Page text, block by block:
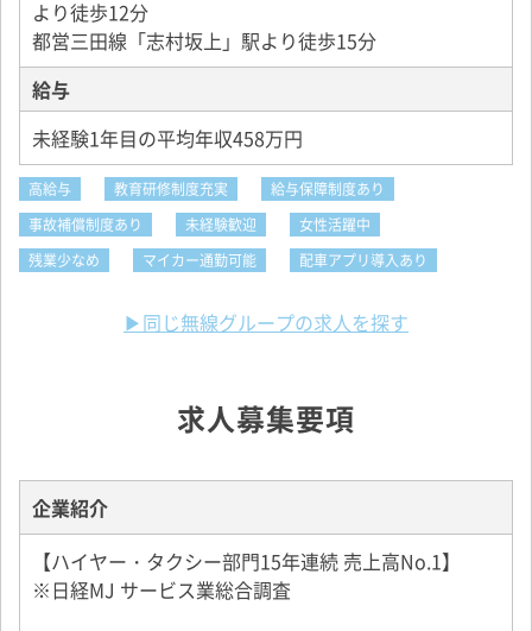
より徒歩12分
都営三田線「志村坂上」駅より徒歩15分
給与
未経験1年目の平均年収458万円
高給与 教育研修制度充実
給与保障制度あり
事故補償制度あり
未経験歓迎
女性活躍中
残業少なめ
マイカー通勤可能 配車アプリ導入あり
▶同じ無線グループの求人を探す
求人募集要項
企業紹介
【ハイヤー・タクシー部門15年連続 売上高No.1】
※日経MJ サービス業総合調査